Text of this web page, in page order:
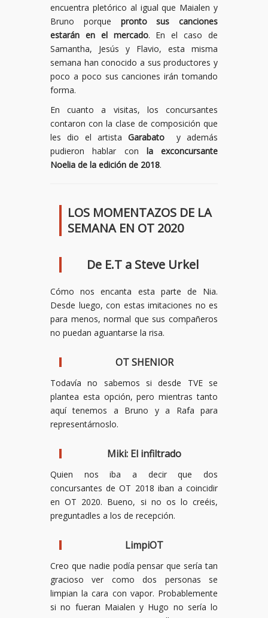
encuentra pletórico al igual que Maialen y
Bruno porque pronto sus canciones
estarán en el mercado. En el caso de
Samantha, Jesús y Flavio, esta misma
semana han conocido a sus productores y
poco a poco sus canciones irán tomando
forma.
En cuanto a visitas, los concursantes
contaron con la clase de composición que
les dio el artista Garabato
y además
pudieron hablar con la exconcursante
Noelia de la edición de 2018.
LOS MOMENTAZOS DE LA
SEMANA EN OT 2020
De E.T a Steve Urkel
Cómo nos encanta esta parte de Nia.
Desde luego, con estas imitaciones no es
para menos, normal que sus compañeros
no puedan aguantarse la risa.
OT SHENIOR
Todavía no sabemos si desde TVE se
plantea esta opción, pero mientras tanto
aquí tenemos a Bruno y a Rafa para
representárnoslo.
Miki: El infiltrado
Quien nos iba a decir que dos
concursantes de OT 2018 iban a coincidir
en OT 2020. Bueno, si no os lo creéis,
preguntadles a los de recepción.
LimpiOT
Creo que nadie podía pensar que sería tan
gracioso ver como dos personas se
limpian la cara con vapor. Probablemente
si no fueran Maialen y Hugo no sería lo